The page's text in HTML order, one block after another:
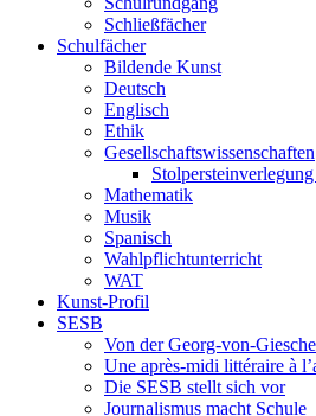
Schließfächer
Schulfächer
Bildende Kunst
Deutsch
Englisch
Ethik
Gesellschaftswissenschaften
Mathematik
Musik
Spanisch
Wahlpflichtunterricht
WAT
Kunst-Profil
SESB
Von der Georg-von-
Une après-midi littéraire à
Die SESB stellt sich vor
Journalismus macht Schule